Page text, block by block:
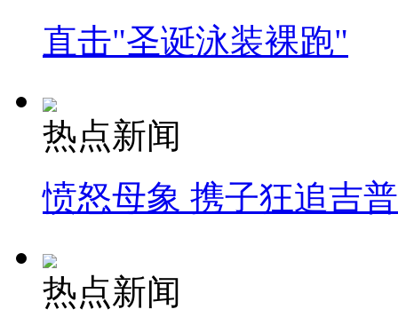
直击"圣诞泳装裸跑"
热点新闻
愤怒母象 携子狂追吉
热点新闻